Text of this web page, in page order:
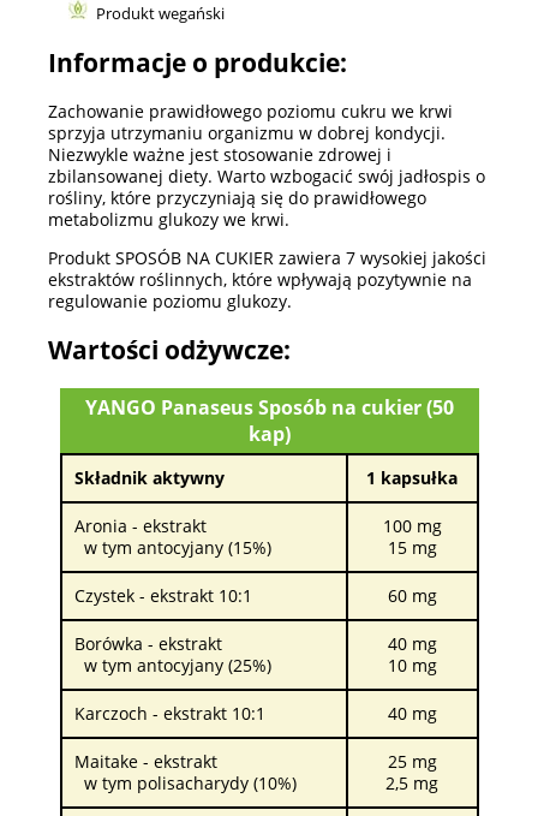
Produkt wegański
Informacje o produkcie:
Zachowanie prawidłowego poziomu cukru we krwi
sprzyja utrzymaniu organizmu w dobrej kondycji.
Niezwykle ważne jest stosowanie zdrowej i
zbilansowanej diety. Warto wzbogacić swój jadłospis o
rośliny, które przyczyniają się do prawidłowego
metabolizmu glukozy we krwi.
Produkt SPOSÓB NA CUKIER zawiera 7 wysokiej jakości
ekstraktów roślinnych, które wpływają pozytywnie na
regulowanie poziomu glukozy.
Wartości odżywcze:
YANGO Panaseus Sposób na cukier (50
kap)
Składnik aktywny 1 kapsułka
Aronia - ekstrakt
w tym antocyjany (15%)
100 mg
15 mg
Czystek - ekstrakt 10:1 60 mg
Borówka - ekstrakt
w tym antocyjany (25%)
40 mg
10 mg
Karczoch - ekstrakt 10:1 40 mg
Maitake - ekstrakt
w tym polisacharydy (10%)
25 mg
2,5 mg